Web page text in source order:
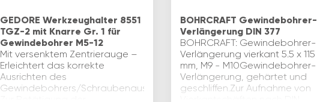
GEDORE Werkzeughalter 8551
TGZ-2 mit Knarre Gr. 1 für
Gewindebohrer M5-12
Mit versenktem Zentrierauge –
Erleichtert das korrekte
Ausrichten des
Gewindebohrers/Schraubenausdreher.
BOHRCRAFT Gewindebohrer-
Verlängerung DIN 377
BOHRCRAFT: Gewindebohrer-
Verlängerung vierkant 5.5 x 115
mm, M9 - M10Gewindebohrer-
Verlängerung, gehärtet und
geschliffen.Zur Aufnahme von